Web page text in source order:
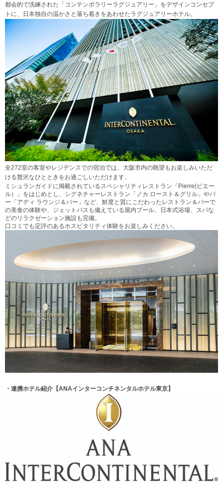
都会的で洗練された「コンテンポラリーラグジュアリー」をデザインコンセプ
トに、日本独自の温かさと落ち着きをあわせたラグジュアリーホテル。
全272室の客室やレジデンスでの宿泊では、大阪市内の眺望もお楽しみいただ
ける贅沢なひとときをお過ごしいただけます。
ミシュランガイドに掲載されているスペシャリティレストラン「Pierre(ピエー
ル）」をはじめとし、シグネチャーレストラン「ノカ ロースト＆グリル」やバ
ー「アディ ラウンジ＆バー」など、鮮度と質にこだわったレストラン＆バーで
の美食の体験や、ジェットバスも備えている屋内プール、日本式浴場、スパな
どのリラクゼーション施設も完備。
口コミでも定評のあるホスピタリティ体験をお楽しみください。
・連携ホテル紹介【ANAインターコンチネンタルホテル東京】